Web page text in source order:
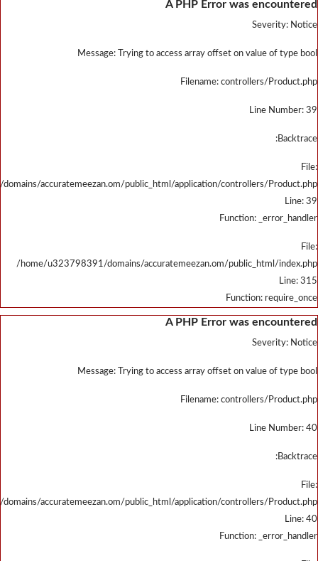
/home/u323798391/domains/
/
/home/u323798391/domains/